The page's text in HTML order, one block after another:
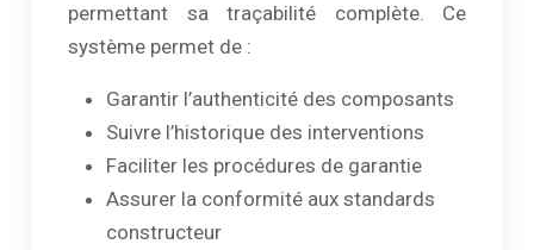
permettant sa traçabilité complète. Ce
système permet de :
Garantir l’authenticité des composants
Suivre l’historique des interventions
Faciliter les procédures de garantie
Assurer la conformité aux standards
constructeur